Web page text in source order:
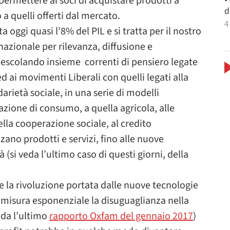
quelli offerti dal mercato.
quasi l’8% del PIL e si tratta per il nostro
per rilevanza, diffusione e
insieme correnti di pensiero legate
ai movimenti Liberali con quelli legati alla
sociale, in una serie di modelli
di consumo, a quella agricola, alle
cooperazione sociale, al credito
prodotti e servizi, fino alle nuove
veda l’ultimo caso di questi giorni, della
la rivoluzione portata dalle nuove tecnologie
esponenziale la disuguaglianza nella
l’ultimorapporto Oxfam del gennaio 2017)